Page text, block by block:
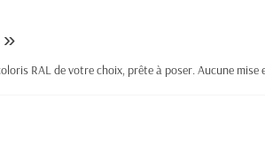
RAL de votre choix, prête à poser. Aucune